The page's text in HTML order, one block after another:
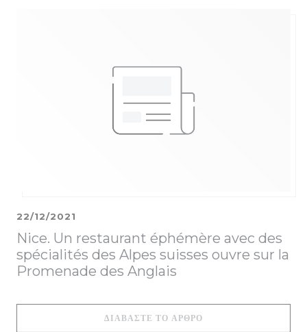
Nice. Un restaurant éphémère avec des
spécialités des Alpes suisses ouvre sur la
Promenade des Anglais
22/12/2021
ΔΙΑΒΆΣΤΕ ΤΟ ΆΡΘΡΟ((ΑΝΟΊΓΕΙ ΣΕ ΝΈΟ